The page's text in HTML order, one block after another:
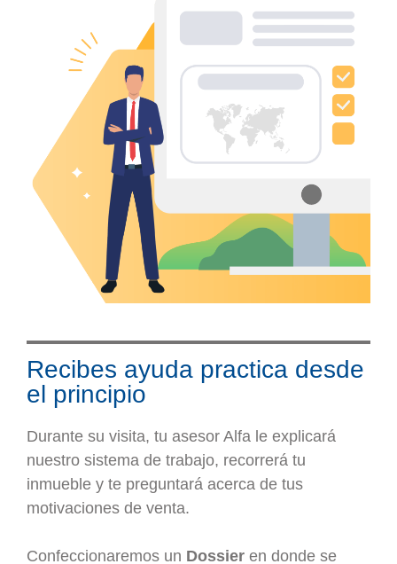
Recibes ayuda practica desde
el principio
Durante su visita, tu asesor Alfa le explicará
nuestro sistema de trabajo, recorrerá tu
inmueble y te preguntará acerca de tus
motivaciones de venta.
Confeccionaremos un Dossier en donde se